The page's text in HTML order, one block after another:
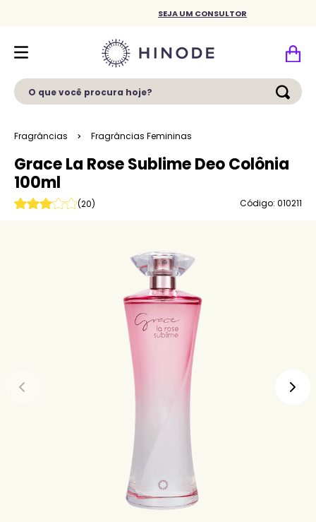
SEJA UM CONSULTOR
O que você procura hoje?
Fragrâncias Fragrâncias Femininas
Grace La Rose Sublime Deo Colônia
100ml
(20) Código: 010211